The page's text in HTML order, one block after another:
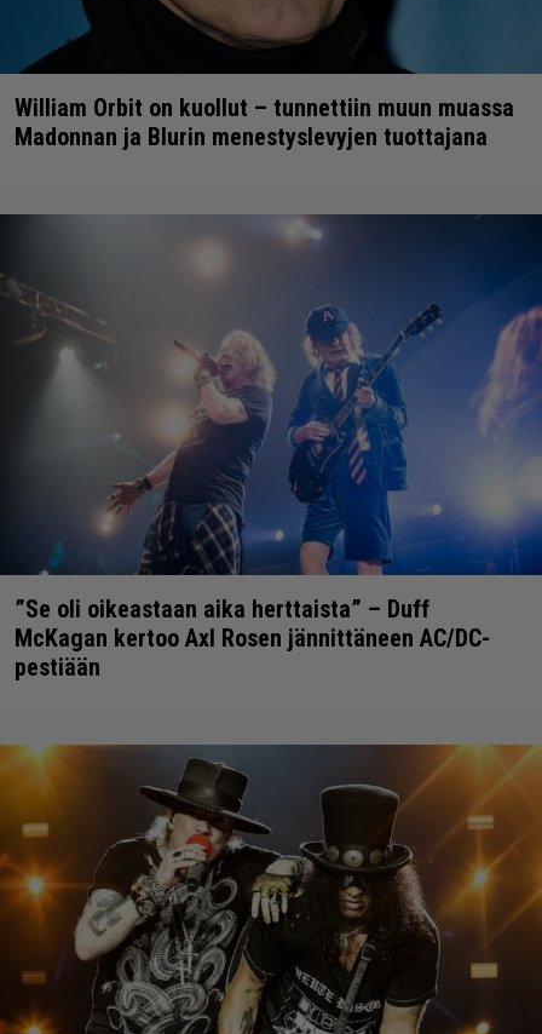
William Orbit on kuollut – tunnettiin muun muassa
Madonnan ja Blurin menestyslevyjen tuottajana
”Se oli oikeastaan aika herttaista” – Duff
McKagan kertoo Axl Rosen jännittäneen AC/DC-
pestiään